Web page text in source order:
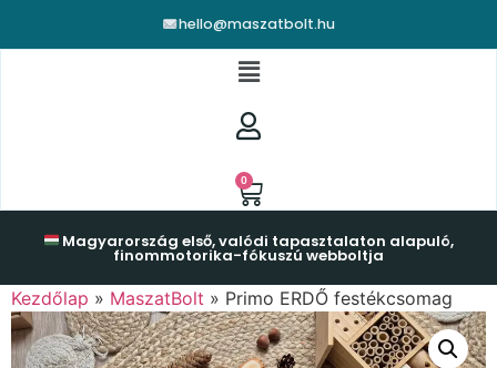
hello@maszatbolt.hu
0
Magyarország első, valódi tapasztalaton alapuló,
finommotorika-fókuszú webboltja
Kezdőlap » MaszatBolt » Primo ERDŐ festékcsomag